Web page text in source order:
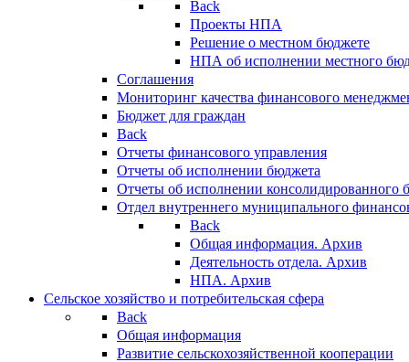
Back
Проекты НПА
Решение о местном бюджете
НПА об исполнении местного
Соглашения
Мониторинг качества финансового
Бюджет для граждан
Back
Отчеты финансового управления
Отчеты об исполнении бюджета
Отчеты об исполнении консолидированного
Отдел внутреннего муниципального
Back
Общая информация. Архив
Деятельность отдела. Архив
НПА. Архив
Сельское хозяйство и потребительская сфера
Back
Общая информация
Развитие сельскохозяйственной кооперации